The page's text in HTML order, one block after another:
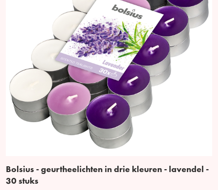
Bolsius - geurtheelichten in drie kleuren - lavendel -
30 stuks